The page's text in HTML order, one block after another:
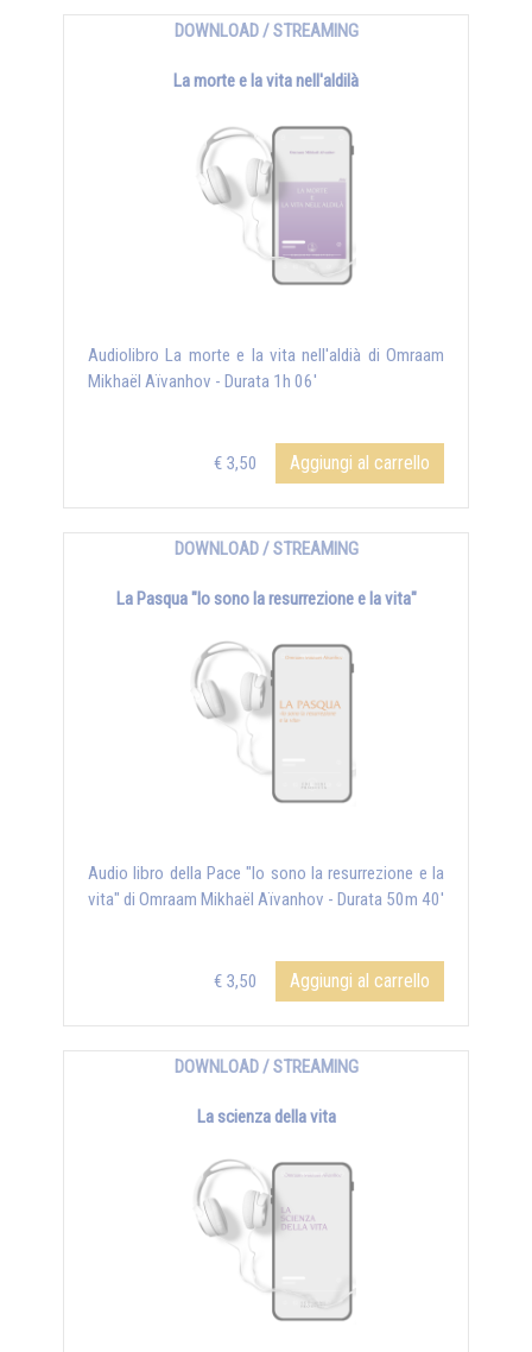
DOWNLOAD / STREAMING
La morte e la vita nell'aldilà
Audiolibro La morte e la vita nell'aldià di Omraam
Mikhaël Aïvanhov - Durata 1h 06'
€ 3,50 Aggiungi al carrello
DOWNLOAD / STREAMING
La Pasqua "Io sono la resurrezione e la vita"
Audio libro della Pace "Io sono la resurrezione e la
vita" di Omraam Mikhaël Aïvanhov - Durata 50m 40'
€ 3,50 Aggiungi al carrello
DOWNLOAD / STREAMING
La scienza della vita